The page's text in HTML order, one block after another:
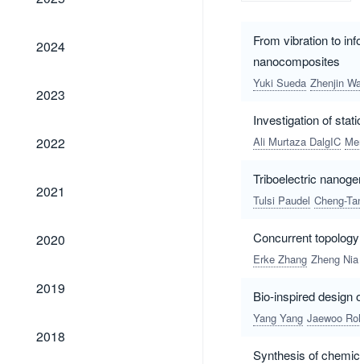
2024
2024
2023
2023
2022
2022
2021
2021
2020
2020
2019
2019
2018
2018
From vibration to
nanocomposites
Yuki Sueda Zhenjin
Investigation of
Ali Murtaza DalgIC
Triboelectric
Tulsi Paudel Cheng-
Concurrent
Erke Zhang Zheng Nia
Bio-inspired design
Yang Yang Jaewoo
Synthesis of